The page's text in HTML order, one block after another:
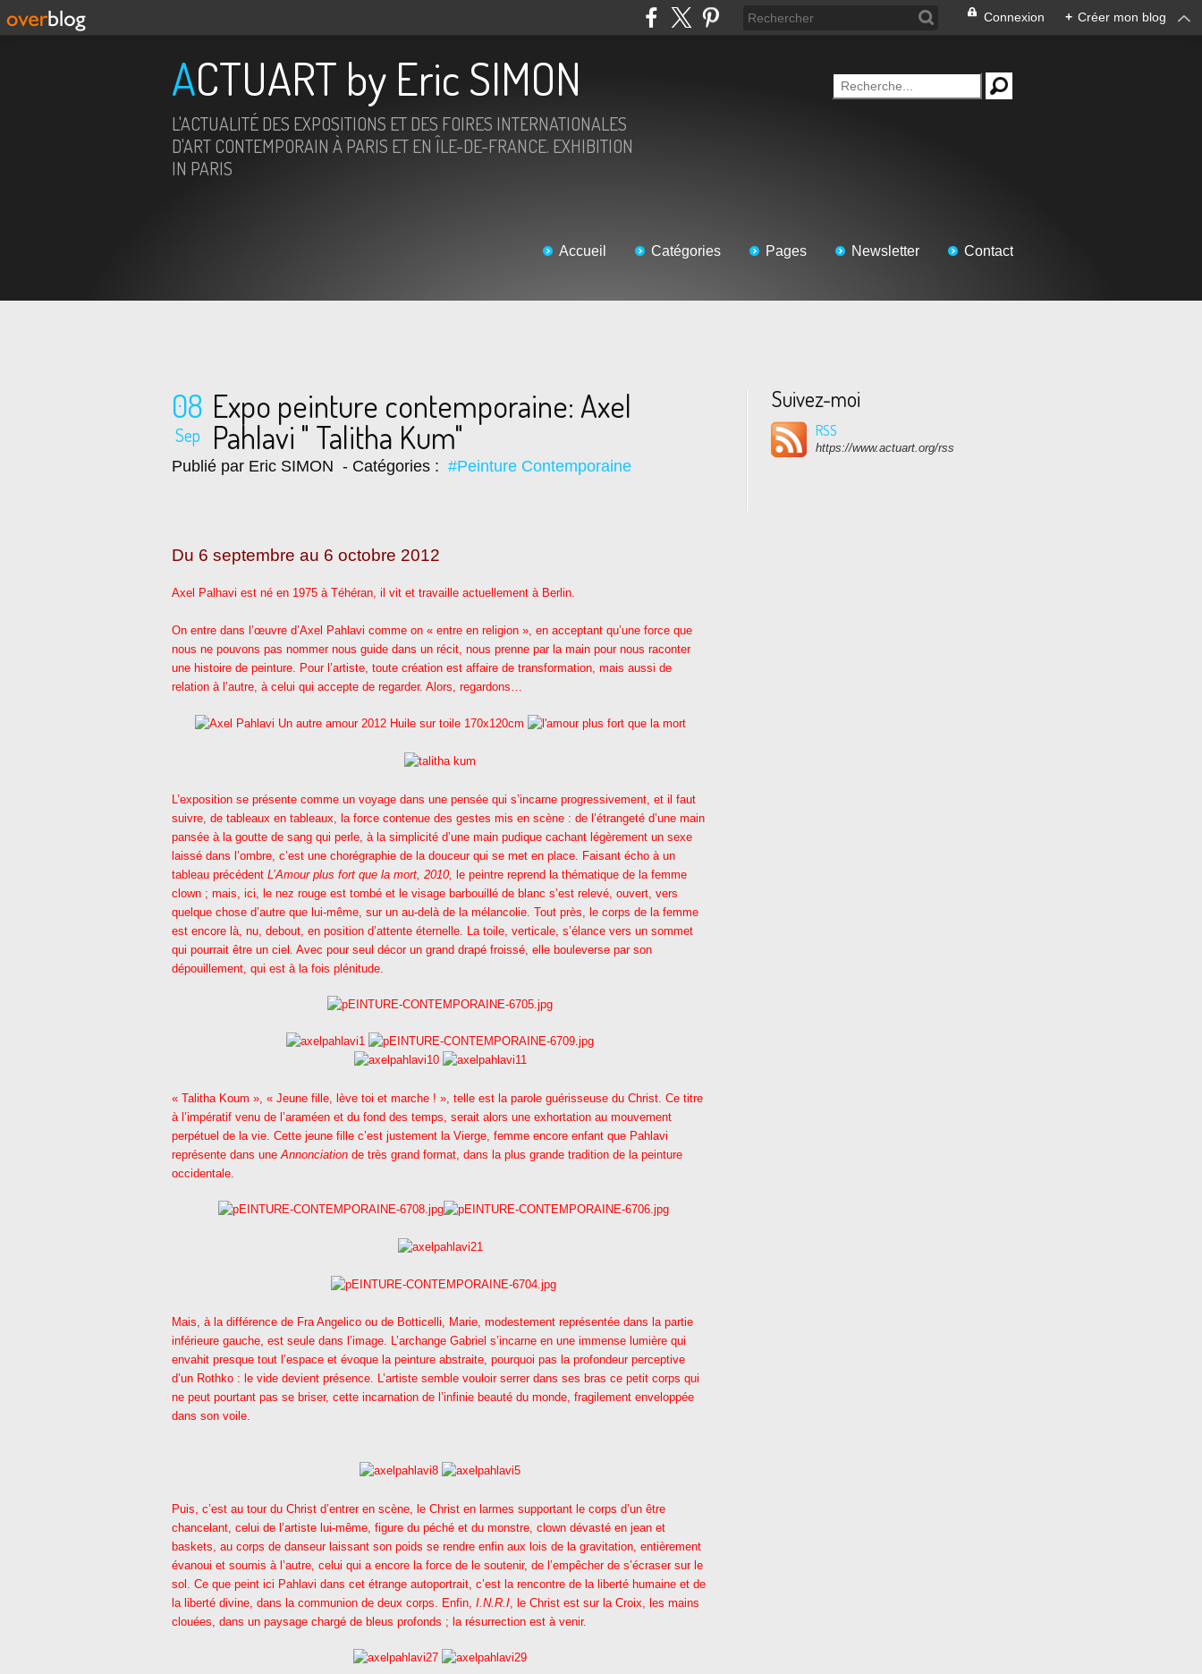
Connexion + Créer mon blog
ACTUART by Eric SIMON
L'ACTUALITÉ DES EXPOSITIONS ET DES FOIRES INTERNATIONALES
D'ART CONTEMPORAIN À PARIS ET EN ÎLE-DE-FRANCE. EXHIBITION
IN PARIS
Accueil Catégories Pages Newsletter Contact
08
Sep
Expo peinture contemporaine: Axel
Pahlavi " Talitha Kum"
Publié par Eric SIMON - Catégories : #Peinture Contemporaine
Du 6 septembre au 6 octobre 2012
Axel Palhavi est né en 1975 à Téhéran, il vit et travaille actuellement à Berlin.
On entre dans l’œuvre d’Axel Pahlavi comme on « entre en religion », en acceptant qu’une force que
nous ne pouvons pas nommer nous guide dans un récit, nous prenne par la main pour nous raconter
une histoire de peinture. Pour l’artiste, toute création est affaire de transformation, mais aussi de
relation à l’autre, à celui qui accepte de regarder. Alors, regardons…
L’exposition se présente comme un voyage dans une pensée qui s’incarne progressivement, et il faut
suivre, de tableaux en tableaux, la force contenue des gestes mis en scène : de l’étrangeté d’une main
pansée à la goutte de sang qui perle, à la simplicité d’une main pudique cachant légèrement un sexe
laissé dans l’ombre, c’est une chorégraphie de la douceur qui se met en place. Faisant écho à un
tableau précédent L’Amour plus fort que la mort, 2010, le peintre reprend la thématique de la femme
clown ; mais, ici, le nez rouge est tombé et le visage barbouillé de blanc s’est relevé, ouvert, vers
quelque chose d’autre que lui-même, sur un au-delà de la mélancolie. Tout près, le corps de la femme
est encore là, nu, debout, en position d’attente éternelle. La toile, verticale, s’élance vers un sommet
qui pourrait être un ciel. Avec pour seul décor un grand drapé froissé, elle bouleverse par son
dépouillement, qui est à la fois plénitude.
« Talitha Koum », « Jeune fille, lève toi et marche ! », telle est la parole guérisseuse du Christ. Ce titre
à l’impératif venu de l’araméen et du fond des temps, serait alors une exhortation au mouvement
perpétuel de la vie. Cette jeune fille c’est justement la Vierge, femme encore enfant que Pahlavi
représente dans uneAnnonciation de très grand format, dans la plus grande tradition de la peinture
occidentale.
Mais, à la différence de Fra Angelico ou de Botticelli, Marie, modestement représentée dans la partie
inférieure gauche, est seule dans l’image. L’archange Gabriel s’incarne en une immense lumière qui
envahit presque tout l’espace et évoque la peinture abstraite, pourquoi pas la profondeur perceptive
d’un Rothko : le vide devient présence. L’artiste semble vouloir serrer dans ses bras ce petit corps qui
ne peut pourtant pas se briser, cette incarnation de l’infinie beauté du monde, fragilement enveloppée
dans son voile.
Puis, c’est au tour du Christ d’entrer en scène, le Christ en larmes supportant le corps d’un être
chancelant, celui de l’artiste lui-même, figure du péché et du monstre, clown dévasté en jean et
baskets, au corps de danseur laissant son poids se rendre enfin aux lois de la gravitation, entièrement
évanoui et soumis à l’autre, celui qui a encore la force de le soutenir, de l’empêcher de s’écraser sur le
sol. Ce que peint ici Pahlavi dans cet étrange autoportrait, c’est la rencontre de la liberté humaine et de
la liberté divine, dans la communion de deux corps. Enfin, I.N.R.I, le Christ est sur la Croix, les mains
clouées, dans un paysage chargé de bleus profonds ; la résurrection est à venir.
Suivez-moi
RSS
https://www.actuart.org/rss